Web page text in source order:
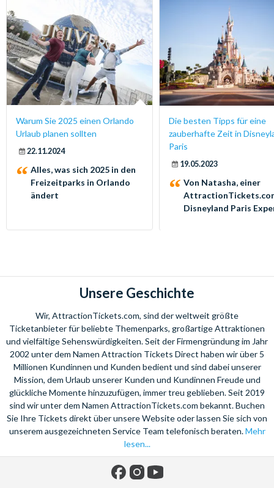
Warum Sie 2025 einen Orlando
Urlaub planen sollten
22.11.2024
Alles, was sich 2025 in den
Freizeitparks in Orlando
ändert
Die besten Tipps für eine
zauberhafte Zeit in
Paris
19.05.2023
Von Natasha, einer
Disneyland Paris
Unsere Geschichte
Wir, AttractionTickets.com, sind der weltweit größte
Ticketanbieter für beliebte Themenparks, großartige Attraktionen
und vielfältige Sehenswürdigkeiten. Seit der Firmengründung im Jahr
2002 unter dem Namen Attraction Tickets Direct haben wir über 5
Millionen Kundinnen und Kunden bedient und sind dabei unserer
Mission, dem Urlaub unserer Kunden und Kundinnen Freude und
glückliche Momente hinzuzufügen, immer treu geblieben. Seit 2019
sind wir unter dem Namen AttractionTickets.com bekannt. Buchen
Sie Ihre Tickets direkt über unsere Website oder lassen Sie sich von
unserem ausgezeichneten Service Team telefonisch beraten.Mehr
lesen...